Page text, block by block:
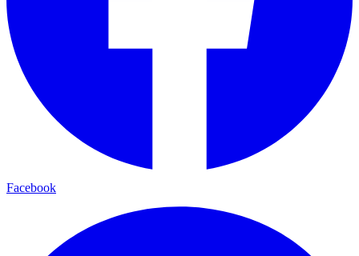
Facebook